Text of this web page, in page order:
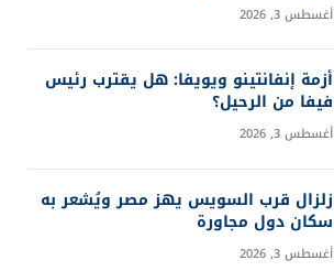
أغسطس 3, 2026
أزمة إنفانتينو ويويفا: هل يقترب رئيس
فيفا من الرحيل؟
أغسطس 3, 2026
زلزال قرب السويس يهز مصر ويُشعر به
سكان دول مجاورة
أغسطس 3, 2026